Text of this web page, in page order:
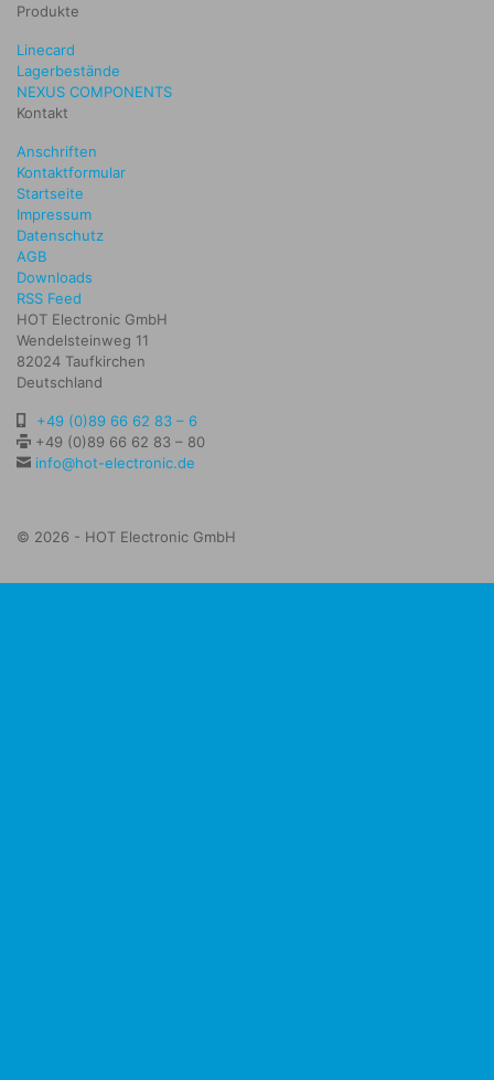
Produkte
Linecard
Lagerbestände
NEXUS COMPONENTS
Kontakt
Anschriften
Kontaktformular
Startseite
Impressum
Datenschutz
AGB
Downloads
RSS Feed
HOT Electronic GmbH
Wendelsteinweg 11
82024 Taufkirchen
Deutschland
+49 (0)89 66 62 83 – 6
+49 (0)89 66 62 83 – 80
info@hot-electronic.de
© 2026 - HOT Electronic GmbH